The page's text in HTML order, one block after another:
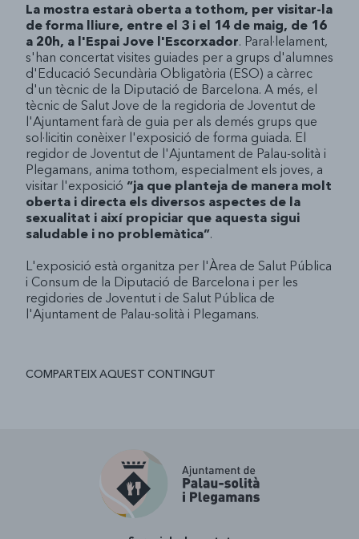
La mostra estarà oberta a tothom, per visitar-la
de forma lliure, entre el 3 i el 14 de maig, de 16
a 20h, a l'Espai Jove l'Escorxador. Paral·lelament,
s'han concertat visites guiades per a grups d'alumnes
d'Educació Secundària Obligatòria (ESO) a càrrec
d'un tècnic de la Diputació de Barcelona. A més, el
tècnic de Salut Jove de la regidoria de Joventut de
l'Ajuntament farà de guia per als demés grups que
sol·licitin conèixer l'exposició de forma guiada. El
regidor de Joventut de l'Ajuntament de Palau-solità i
Plegamans, anima tothom, especialment els joves, a
visitar l'exposició “ja que planteja de manera molt
oberta i directa els diversos aspectes de la
sexualitat i així propiciar que aquesta sigui
saludable i no problemàtica”.
L'exposició està organitza per l'Àrea de Salut Pública
i Consum de la Diputació de Barcelona i per les
regidories de Joventut i de Salut Pública de
l'Ajuntament de Palau-solità i Plegamans.
COMPARTEIX AQUEST CONTINGUT